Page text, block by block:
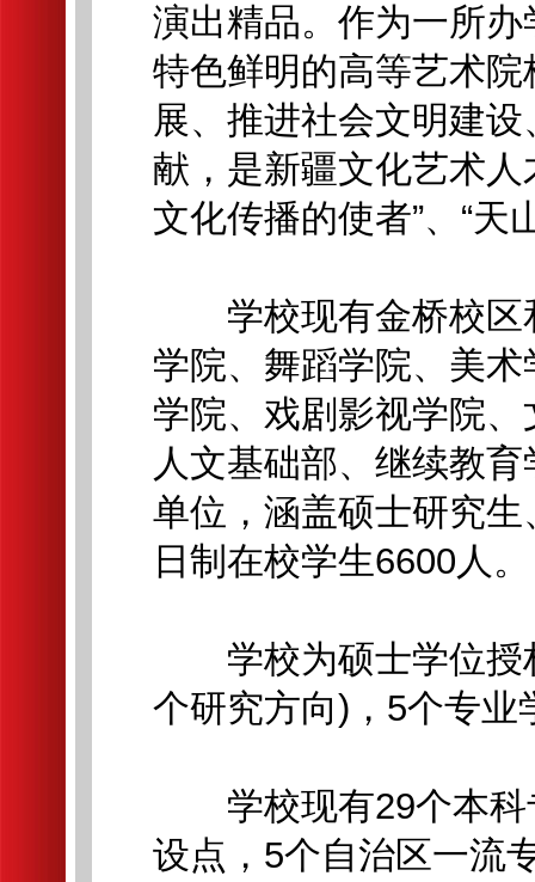
演出精品。作为一所
特色鲜明的高等艺术
展、推进社会文明建
献，是新疆文化艺术
文化传播的使者”、“天
学校现有金桥校区
学院、舞蹈学院、美
学院、戏剧影视学院
人文基础部、继续教
单位，涵盖硕士研究
日制在校学生6600人。
学校为硕士学位授
个研究方向)，5个专业
学校现有29个本科
设点，5个自治区一流